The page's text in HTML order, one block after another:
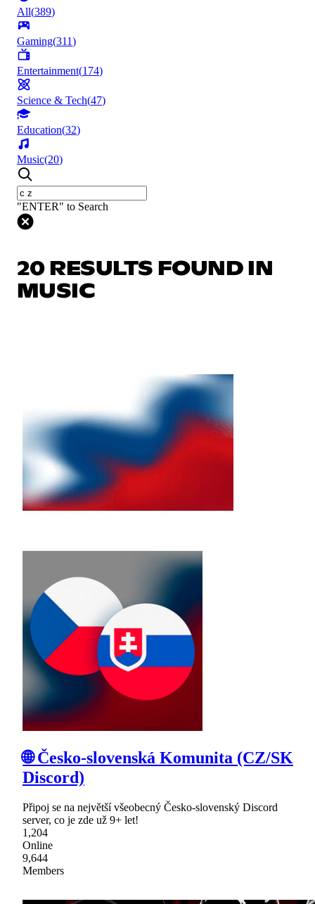
All(389)
Gaming(311)
Entertainment(174)
Science & Tech(47)
Education(32)
Music(20)
"ENTER" to Search
20 RESULTS FOUND IN
MUSIC
🌐 Česko-slovenská Komunita (CZ/SK
Discord)
Připoj se na největší všeobecný Česko-slovenský Discord
server, co je zde už 9+ let!
1,204
Online
9,644
Members